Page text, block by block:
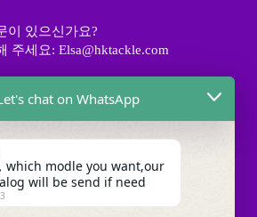
이 있으신가요?
주세요: Elsa@hktackle.com
chat on WhatsApp
which modle you want,our
will be send if need